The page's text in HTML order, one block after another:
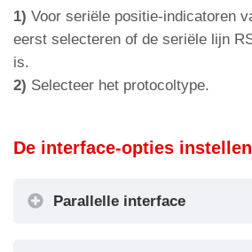
1) Voor seriële positie-indicatoren
eerst selecteren of de seriële lijn
is.
2) Selecteer het protocoltype.
De interface-opties instellen
Parallelle interface